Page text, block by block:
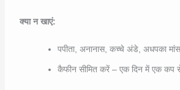
क्या न खाएं:
पपीता, अनानास, कच्चे अंडे, अधपका
कैफीन सीमित करें – एक दिन में एक कप से